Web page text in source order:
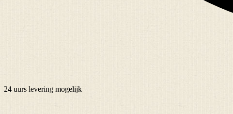
24 uurs levering mogelijk